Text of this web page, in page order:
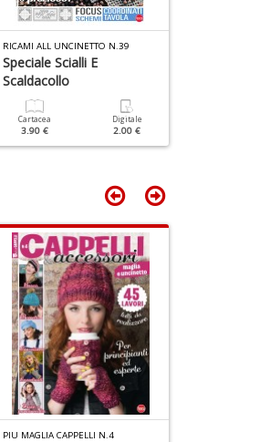
RICAMI ALL UNCINETTO N.39
Speciale Scialli E
Scaldacollo
Cartacea
3.90 €
Digitale
2.00 €
PIU MAGLIA CAPPELLI N.4